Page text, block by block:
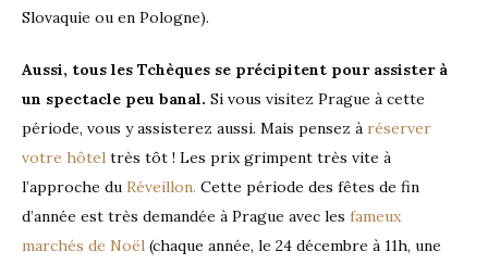
Slovaquie ou en Pologne).
Aussi, tous les Tchèques se précipitent pour assister à
un spectacle peu banal. Si vous visitez Prague à cette
période, vous y assisterez aussi. Mais pensez à réserver
votre hôtel très tôt ! Les prix grimpent très vite à
l’approche du Réveillon. Cette période des fêtes de fin
d’année est très demandée à Prague avec les fameux
marchés de Noël (chaque année, le 24 décembre à 11h, une